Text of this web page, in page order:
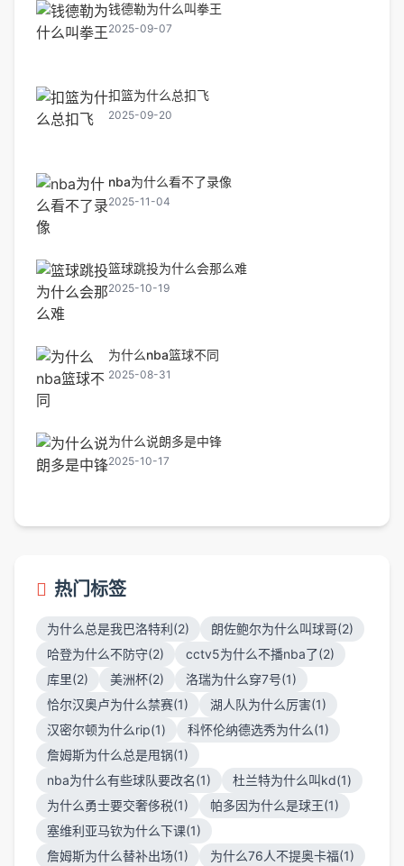
钱德勒为什么叫拳王
2025-09-07
扣篮为什么总扣飞
2025-09-20
nba为什么看不了录像
2025-11-04
篮球跳投为什么会那么难
2025-10-19
为什么nba篮球不同
2025-08-31
为什么说朗多是中锋
2025-10-17
热门标签
为什么总是我巴洛特利(2)
朗佐鲍尔为什么叫球哥(2)
哈登为什么不防守(2)
cctv5为什么不播nba了(2)
库里(2)
美洲杯(2)
洛瑞为什么穿7号(1)
恰尔汉奥卢为什么禁赛(1)
湖人队为什么厉害(1)
汉密尔顿为什么rip(1)
科怀伦纳德选秀为什么(1)
詹姆斯为什么总是甩锅(1)
nba为什么有些球队要改名(1)
杜兰特为什么叫kd(1)
为什么勇士要交奢侈税(1)
帕多因为什么是球王(1)
塞维利亚马钦为什么下课(1)
詹姆斯为什么替补出场(1)
为什么76人不提奥卡福(1)